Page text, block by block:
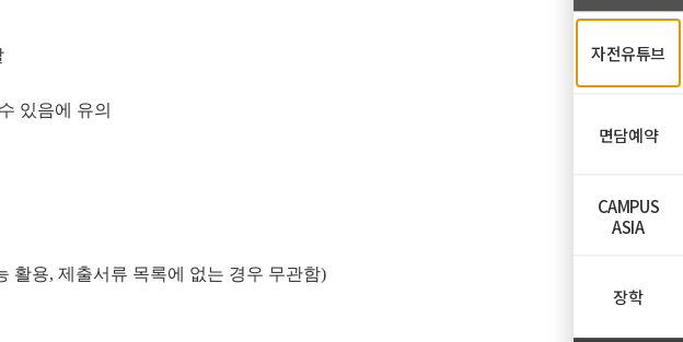
있음에 유의
활용, 제출서류 목록에 없는 경우 무관함)
자전유튜브
면담예약
CAMPUS
ASIA
장학